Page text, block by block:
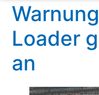
Loader
an